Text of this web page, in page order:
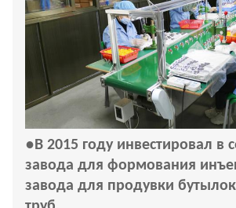
● В 2015 году инвестировал в
завода для формования
завода для продувки